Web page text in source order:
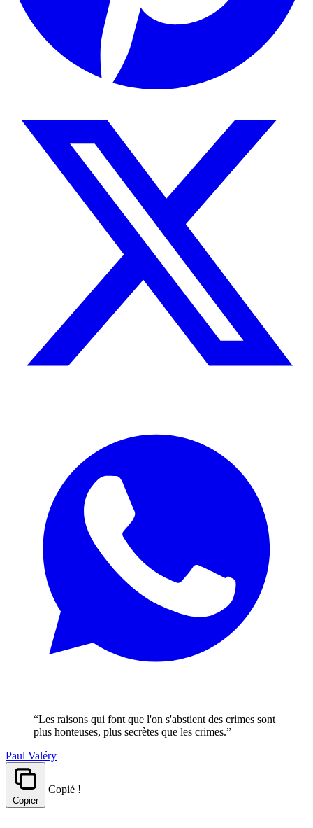
“Les raisons qui font que l'on s'abstient des crimes sont
plus honteuses, plus secrètes que les crimes.”
Paul Valéry
Copier
Copié !